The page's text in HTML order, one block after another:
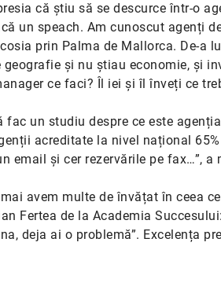
că știu să se descurce într-o
un speach. Am cunoscut agenți
prin Palma de Mallorca. De-a
și nu știau economie, și
ce faci? Îl iei și îl înveți ce
un studiu despre ce este
acreditate la nivel național
email și cer rezervările pe fax…”, a
avem multe de învățat în ceea ce
Fertea de la Academia
deja ai o problemă”. Excelența